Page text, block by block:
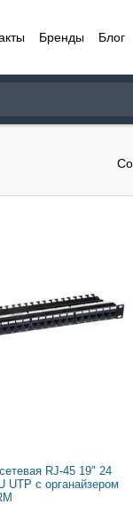
Бренды Блог
RJ-45 19" 24
UTP с органайзером